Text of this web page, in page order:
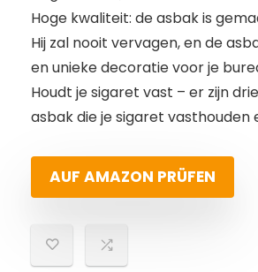
Hoge kwaliteit: de asbak is
Hij zal nooit vervagen, en de
en unieke decoratie voor je
Houdt je sigaret vast – er zijn
asbak die je sigaret
AUF AMAZON PRÜFEN